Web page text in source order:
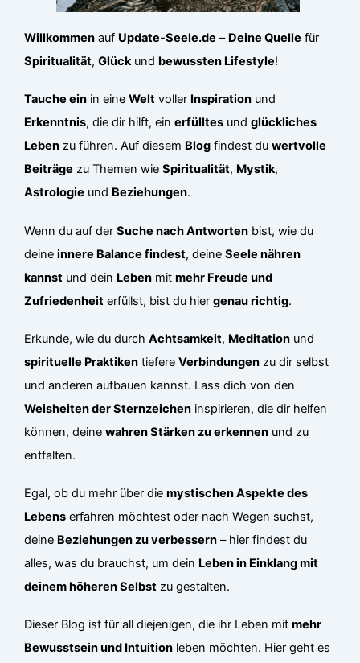
Willkommen auf Update-Seele.de – Deine Quelle für
Spiritualität,Glückund bewussten Lifestyle!
Tauche ein in eineWelt voller Inspiration und
Erkenntnis, die dir hilft, einerfülltes undglückliches
Leben zu führen. Auf diesem Blog findest duwertvolle
Beiträge zu Themen wieSpiritualität, Mystik,
Astrologie und Beziehungen.
Wenn du auf derSuche nach Antworten bist, wie du
deineinnere Balance findest, deineSeele nähren
kannst und dein Leben mitmehr Freude und
Zufriedenheit erfüllst, bist du hiergenau richtig.
Erkunde, wie du durchAchtsamkeit, Meditation und
spirituelle Praktiken tiefereVerbindungen zu dir selbst
und anderen aufbauen kannst. Lass dich von den
Weisheiten der Sternzeichen inspirieren, die dir helfen
können, deinewahren Stärken zu erkennen und zu
entfalten.
Egal, ob du mehr über diemystischen Aspekte des
Lebens erfahren möchtest oder nach Wegen suchst,
deine Beziehungen zu verbessern – hier findest du
alles, was du brauchst, um dein Leben in Einklang mit
deinem höheren Selbst zu gestalten.
Dieser Blog ist für all diejenigen, die ihr Leben mitmehr
Bewusstsein und Intuition leben möchten. Hier geht es